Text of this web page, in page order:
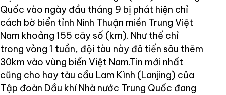
Quốc vào ngày đầu tháng 9 bị phát hiện chỉ
cách bờ biển tỉnh Ninh Thuận miền Trung Việt
Nam khoảng 155 cây số (km). Như thế chỉ
trong vòng 1 tuần, đội tàu này đã tiến sâu thêm
30km vào vùng biển Việt Nam.Tin mới nhất
cũng cho hay tàu cẩu Lam Kình (Lanjing) của
Tập đoàn Dầu khí Nhà nước Trung Quốc đang